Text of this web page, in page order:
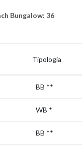
Bungalow: 36
Tipologia
BB **
WB *
BB **